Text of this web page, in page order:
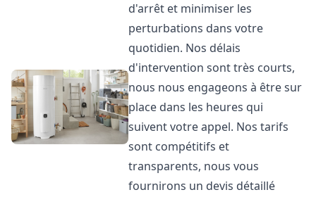
d'arrêt et minimiser les
perturbations dans votre
quotidien. Nos délais
d'intervention sont très courts,
nous nous engageons à être sur
place dans les heures qui
suivent votre appel. Nos tarifs
sont compétitifs et
transparents, nous vous
fournirons un devis détaillé